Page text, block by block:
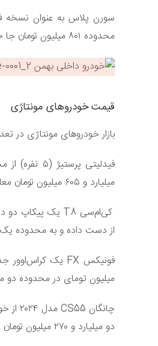
سورن پلاس به عنوان نسخه
محدوده ۸۰۱ میلیون تومان جا خوش کرده است.
قیمت خودرو‌های مونتاژی
بازار خودرو‌های مونتاژی
فیدلیتی
میلیارد و ۶۰۵ میلیون تومان معامله می‌شود.
از دست داده و به محدوده یک میلیارد و ۷۵۰ میلیون
میلیون تومای در محدوده دو میلیارد و ۲۱۰ میلیون
دو میلیارد و ۲۷۰ میلیون تومان رسیده است.